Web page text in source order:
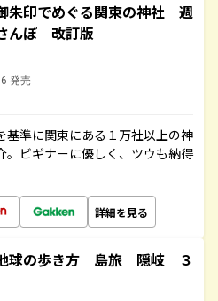
朱印でめぐる関東の神社 週
んぽ 改訂版
発売
基準に関東にある１万社以上の神
。ビギナーに優しく、ツウも納得
詳細を見る
球の歩き方 島旅 隠岐 ３